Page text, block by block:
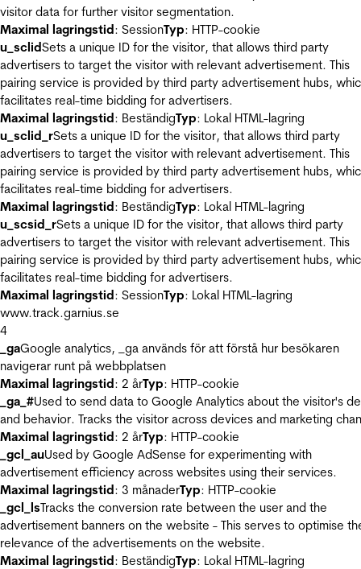
visitor data for further visitor segmentation.
Maximal lagringstid: SessionTyp: HTTP-cookie
u_sclidSets a unique ID for the visitor, that allows third party
advertisers to target the visitor with relevant advertisement. This
pairing service is provided by third party advertisement hubs,
facilitates real-time bidding for advertisers.
Maximal lagringstid: BeständigTyp: Lokal HTML-lagring
u_sclid_rSets a unique ID for the visitor, that allows third party
advertisers to target the visitor with relevant advertisement. This
pairing service is provided by third party advertisement hubs,
facilitates real-time bidding for advertisers.
Maximal lagringstid: BeständigTyp: Lokal HTML-lagring
u_scsid_rSets a unique ID for the visitor, that allows third party
advertisers to target the visitor with relevant advertisement. This
pairing service is provided by third party advertisement hubs,
facilitates real-time bidding for advertisers.
Maximal lagringstid: SessionTyp: Lokal HTML-lagring
www.track.garnius.se
4
_gaGoogle analytics, _ga används för att förstå hur besökaren
navigerar runt på webbplatsen
Maximal lagringstid: 2 årTyp: HTTP-cookie
_ga_#Used to send data to Google Analytics about the visitor's
and behavior. Tracks the visitor across devices and marketing
Maximal lagringstid: 2 årTyp: HTTP-cookie
_gcl_auUsed by Google AdSense for experimenting with
advertisement efficiency across websites using their services.
Maximal lagringstid: 3 månaderTyp: HTTP-cookie
_gcl_lsTracks the conversion rate between the user and the
advertisement banners on the website - This serves to optimise
relevance of the advertisements on the website.
Maximal lagringstid: BeständigTyp: Lokal HTML-lagring